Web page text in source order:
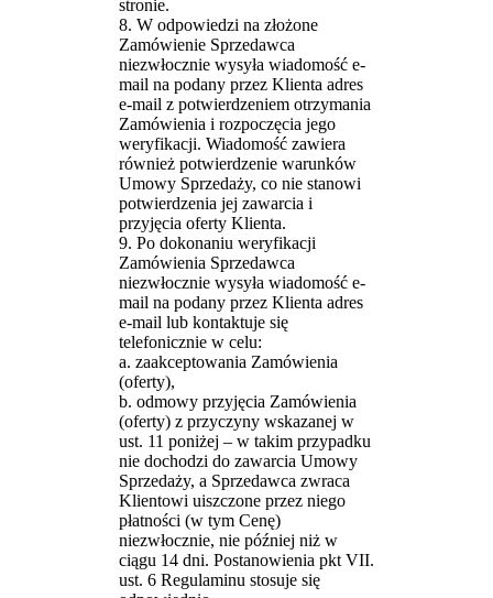
stronie.
8. W odpowiedzi na złożone
Zamówienie Sprzedawca
niezwłocznie wysyła wiadomość e-
mail na podany przez Klienta adres
e-mail z potwierdzeniem otrzymania
Zamówienia i rozpoczęcia jego
weryfikacji. Wiadomość zawiera
również potwierdzenie warunków
Umowy Sprzedaży, co nie stanowi
potwierdzenia jej zawarcia i
przyjęcia oferty Klienta.
9. Po dokonaniu weryfikacji
Zamówienia Sprzedawca
niezwłocznie wysyła wiadomość e-
mail na podany przez Klienta adres
e-mail lub kontaktuje się
telefonicznie w celu:
a. zaakceptowania Zamówienia
(oferty),
b. odmowy przyjęcia Zamówienia
(oferty) z przyczyny wskazanej w
ust. 11 poniżej – w takim przypadku
nie dochodzi do zawarcia Umowy
Sprzedaży, a Sprzedawca zwraca
Klientowi uiszczone przez niego
płatności (w tym Cenę)
niezwłocznie, nie później niż w
ciągu 14 dni. Postanowienia pkt VII.
ust. 6 Regulaminu stosuje się